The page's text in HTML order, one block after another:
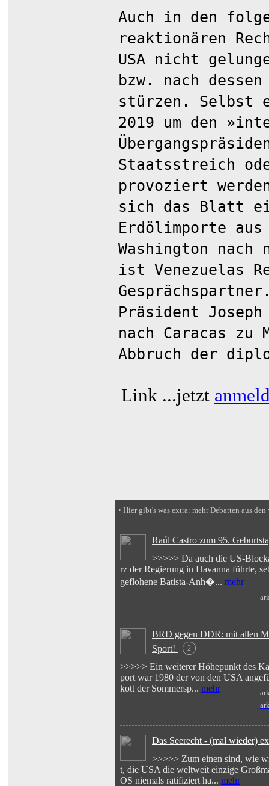
Auch in den
reaktionären
USA nicht
bzw. nach
stürzen. Selbst
2019 um den
Staatsstreich
provoziert
sich das Blatt
Erdölimporte
Washington
ist Venezuelas
Präsident
nach Caracas zu
Abbruch der
Link ...jetzt
• Hier gibt's was extra: mehr Debatten aus den
Raúl Castro zum 95.
>>>>> Da auch die US-
rz der Regierung in Havanna führte,
geflohene Batista-Anh�... mehr
BRD gegen DDR: mit allen
Sport!
2
>>>>> Ein weiterer Höhepunkt des
port war 1980 der von den USA
kott der Sommersp... mehr
Das Seerecht - (mal wieder)
>>>>> Zum einen sind, wie
t, die USA die weltweit einzige
OS niemals ratifiziert ha... mehr